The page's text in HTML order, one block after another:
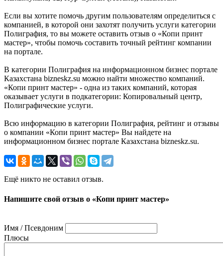
Если вы хотите помочь другим пользователям определиться с
компанией, в которой они захотят получить услуги категории
Полиграфия, то вы можете оставить отзыв о «Копи принт
мастер», чтобы помочь составить точный рейтинг компании
на портале.
В категории Полиграфия на информационном бизнес портале
Казахстана bizneskz.su можно найти множество компаний.
«Копи принт мастер» - одна из таких компаний, которая
оказывает услуги в подкатегории: Копировальный центр,
Полиграфические услуги.
Всю информацию в категории Полиграфия, рейтинг и отзывы
о компании «Копи принт мастер» Вы найдете на
информационном бизнес портале Казахстана bizneskz.su.
Ещё никто не оставил отзыв.
Напишите свой отзыв о «Копи принт мастер»
Имя / Псевдоним
Плюсы